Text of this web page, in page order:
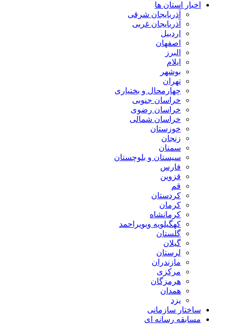
اخبار استان ها
آذربایجان شرقی
آذربایجان غربی
اردبیل
اصفهان
البرز
ایلام
بوشهر
تهران
چهارمحال و بختیاری
خراسان جنوبی
خراسان رضوی
خراسان شمالی
خوزستان
زنجان
سمنان
سیستان و بلوچستان
فارس
قزوین
قم
کردستان
کرمان
کرمانشاه
کهگیلویه وبویراحمد
گلستان
گیلان
لرستان
مازندران
مرکزی
هرمزگان
همدان
یزد
ساختار سازمانی
مسابقه رسانه ای